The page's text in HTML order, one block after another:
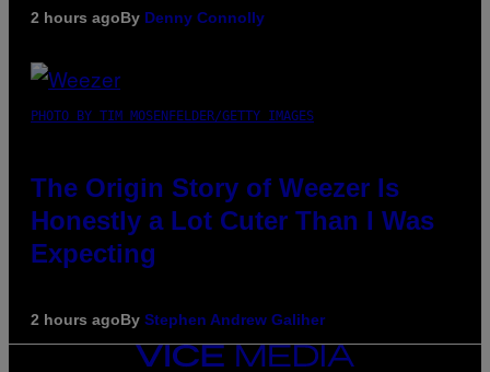
2 hours agoBy Denny Connolly
PHOTO BY TIM MOSENFELDER/GETTY IMAGES
The Origin Story of Weezer Is
Honestly a Lot Cuter Than I Was
Expecting
2 hours agoBy Stephen Andrew Galiher
VICE